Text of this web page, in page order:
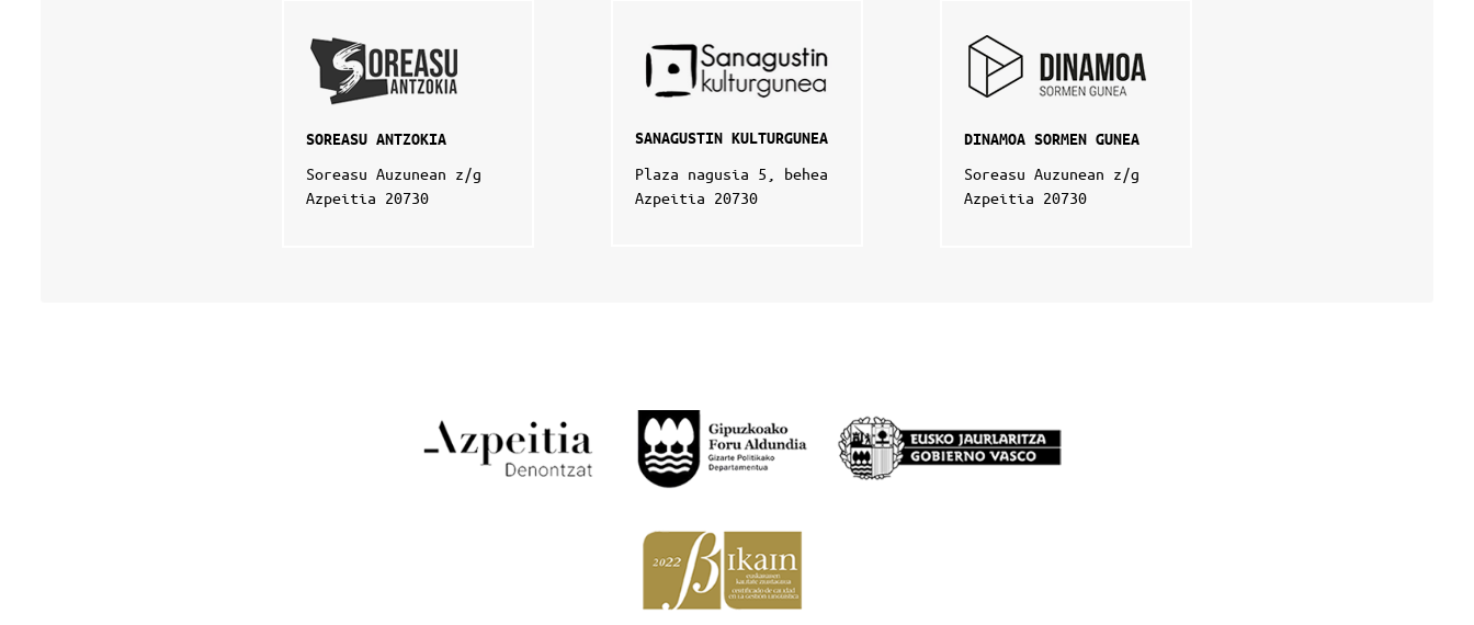
SOREASU ANTZOKIA
Soreasu Auzunean z/g
Azpeitia 20730
SANAGUSTIN KULTURGUNEA
Plaza nagusia 5, behea
Azpeitia 20730
DINAMOA SORMEN GUNEA
Soreasu Auzunean z/g
Azpeitia 20730